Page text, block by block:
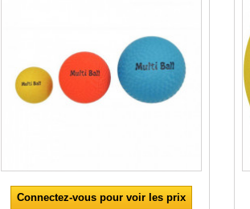
Connectez-vous pour voir les prix